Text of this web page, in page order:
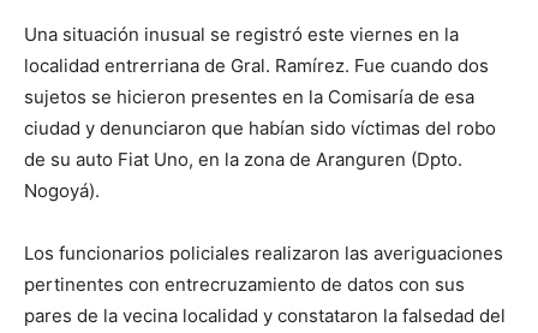
Una situación inusual se registró este viernes en la
localidad entrerriana de Gral. Ramírez. Fue cuando dos
sujetos se hicieron presentes en la Comisaría de esa
ciudad y denunciaron que habían sido víctimas del robo
de su auto Fiat Uno, en la zona de Aranguren (Dpto.
Nogoyá).
Los funcionarios policiales realizaron las averiguaciones
pertinentes con entrecruzamiento de datos con sus
pares de la vecina localidad y constataron la falsedad del